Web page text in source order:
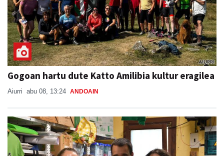
Gogoan hartu dute Katto Amilibia kultur eragilea
Aiurri abu 08, 13:24 ANDOAIN